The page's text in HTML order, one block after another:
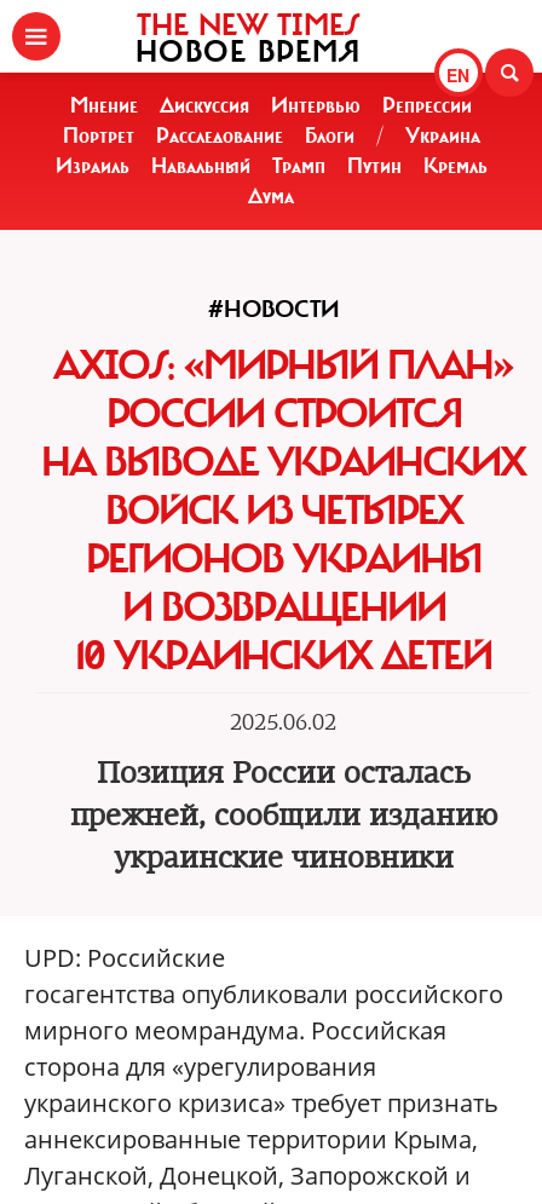
EN
THE NEW TIMES
НОВОЕ ВРЕМЯ
Мнение Дискуссия Интервью
Репрессии
Портрет
Расследование Блоги /
Украина
Израиль
Навальный Трамп Путин
Кремль
Дума
#НОВОСТИ
AXIOS: «МИРНЫЙ ПЛАН»
РОССИИ СТРОИТСЯ
НА ВЫВОДЕ УКРАИНСКИХ
ВОЙСК ИЗ ЧЕТЫРЕХ
РЕГИОНОВ УКРАИНЫ
И ВОЗВРАЩЕНИИ
10 УКРАИНСКИХ ДЕТЕЙ
2025.06.02
Позиция России осталась
прежней, сообщили изданию
украинские чиновники
UPD: Российские
госагентства опубликовали российского
мирного меомрандума. Российская
сторона для «урегулирования
украинского кризиса» требует признать
аннексированные территории Крыма,
Луганской, Донецкой, Запорожской и